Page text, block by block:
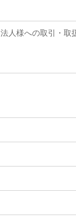
人様への取引・取